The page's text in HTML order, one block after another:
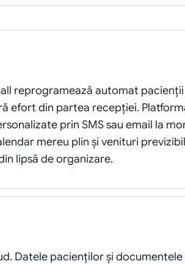
reprogramează automat
efort din partea recepției.
prin SMS sau email la
mereu plin și venituri
lipsă de organizare.
Datele pacienților și